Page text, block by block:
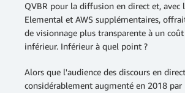
QVBR pour la diffusion en direct et, avec
Elemental et AWS supplémentaires,
de visionnage plus transparente à un
inférieur. Inférieur à quel point ?
Alors que l'audience des discours en
considérablement augmenté en 2018 par